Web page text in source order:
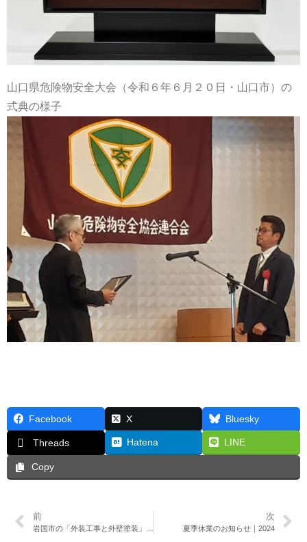
山口県危険物安全大会（令和６年６月２０日・山口市）の
式典の様子
Facebook X Bluesky
Threads Hatena LINE
Copy
前 次
夏季休業のお知らせ｜2024